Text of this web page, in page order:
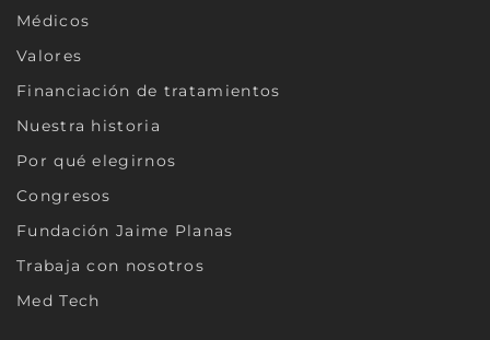
Médicos
Valores
Financiación de tratamientos
Nuestra historia
Por qué elegirnos
Congresos
Fundación Jaime Planas
Trabaja con nosotros
Med Tech